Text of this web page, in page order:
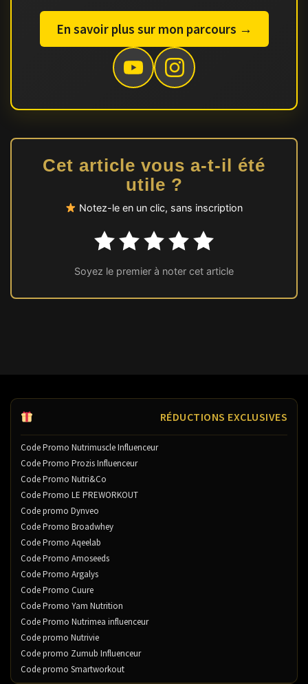
En savoir plus sur mon parcours →
Cet article vous a-t-il été
utile ?
Notez-le en un clic, sans inscription
Soyez le premier à noter cet article
RÉDUCTIONS EXCLUSIVES
Code Promo Nutrimuscle Influenceur
Code Promo Prozis Influenceur
Code Promo Nutri&Co
Code Promo LE PREWORKOUT
Code promo Dynveo
Code Promo Broadwhey
Code Promo Aqeelab
Code Promo Amoseeds
Code Promo Argalys
Code Promo Cuure
Code Promo Yam Nutrition
Code Promo Nutrimea influenceur
Code promo Nutrivie
Code promo Zumub Influenceur
Code promo Smartworkout